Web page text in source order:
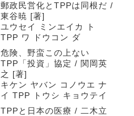
郵政民営化とTPPは同根だ /
東谷暁 [著]
ユウセイ ミンエイカ ト
TPP ワ ドウコン ダ
危険、野蛮この上ない
TPP「投資」協定 / 関岡英
之 [著]
キケン ヤバン コノウエ ナ
イ TPP トウシ キョウテイ
TPPと日本の医療 / 二木立